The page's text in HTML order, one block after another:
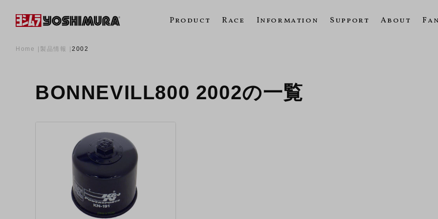
Product Race Information Support About
Home 製品情報 2002
BONNEVILL800 2002の一覧